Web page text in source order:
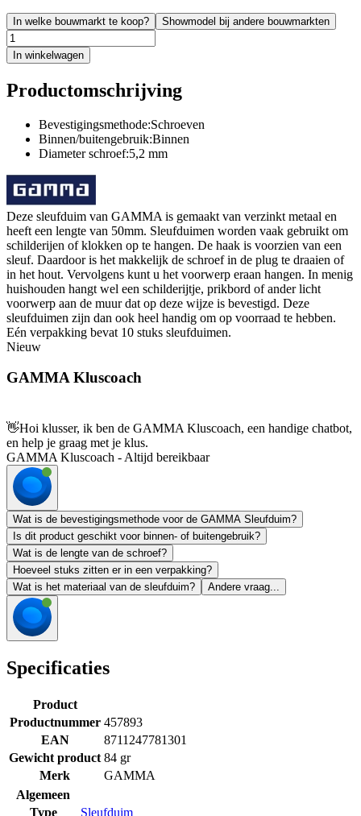
In welke bouwmarkt te koop? Showmodel bij andere bouwmarkten
In winkelwagen
Productomschrijving
Bevestigingsmethode:Schroeven
Binnen/buitengebruik:Binnen
Diameter schroef:5,2 mm
Deze sleufduim van GAMMA is gemaakt van verzinkt metaal en
heeft een lengte van 50mm. Sleufduimen worden vaak gebruikt om
schilderijen of klokken op te hangen. De haak is voorzien van een
sleuf. Daardoor is het makkelijk de schroef in de plug te draaien of
in het hout. Vervolgens kunt u het voorwerp eraan hangen. In menig
huishouden hangt wel een schilderijtje, prikbord of ander licht
voorwerp aan de muur dat op deze wijze is bevestigd. Deze
sleufduimen zijn dan ook heel handig om op voorraad te hebben.
Eén verpakking bevat 10 stuks sleufduimen.
Nieuw
GAMMA Kluscoach
👋Hoi klusser, ik ben de GAMMA Kluscoach, een handige chatbot,
en help je graag met je klus.
GAMMA Kluscoach - Altijd bereikbaar
Wat is de bevestigingsmethode voor de GAMMA Sleufduim?
Is dit product geschikt voor binnen- of buitengebruik?
Wat is de lengte van de schroef?
Hoeveel stuks zitten er in een verpakking?
Wat is het materiaal van de sleufduim?
Andere vraag...
Specificaties
Product
Productnummer 457893
EAN
8711247781301
Gewicht product 84 gr
Merk
GAMMA
Algemeen
Type
Sleufduim